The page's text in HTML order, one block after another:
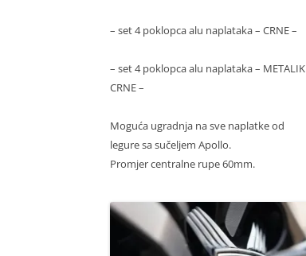
– set 4 poklopca alu naplataka – CRNE –
– set 4 poklopca alu naplataka – METALIK
CRNE –
Moguća ugradnja na sve naplatke od
legure sa sučeljem Apollo.
Promjer centralne rupe 60mm.